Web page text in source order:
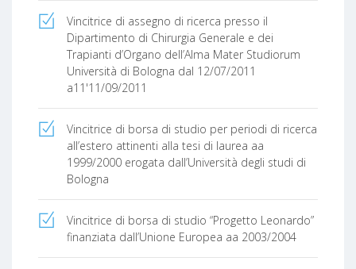
Vincitrice di assegno di ricerca presso il
Dipartimento di Chirurgia Generale e dei
Trapianti d’Organo dell’Alma Mater Studiorum
Università di Bologna dal 12/07/2011
a11'11/09/2011
Vincitrice di borsa di studio per periodi di ricerca
all’estero attinenti alla tesi di laurea aa
1999/2000 erogata dall’Università degli studi di
Bologna
Vincitrice di borsa di studio “Progetto Leonardo”
finanziata dall’Unione Europea aa 2003/2004